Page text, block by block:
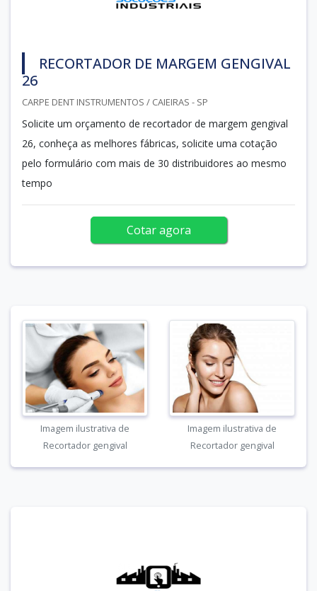
RECORTADOR DE MARGEM GENGIVAL
26
CARPE DENT INSTRUMENTOS / CAIEIRAS - SP
Solicite um orçamento de recortador de margem gengival
26, conheça as melhores fábricas, solicite uma cotação
pelo formulário com mais de 30 distribuidores ao mesmo
tempo
Cotar agora
Imagem ilustrativa de
Recortador gengival
Imagem ilustrativa de
Recortador gengival